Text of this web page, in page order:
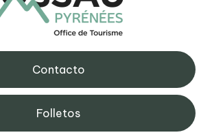
Contacto
Folletos